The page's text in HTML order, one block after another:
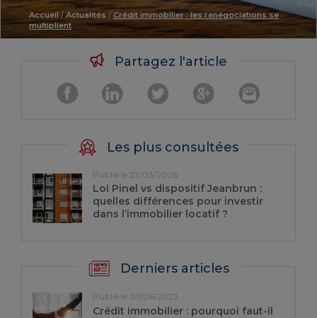
Accueil /Actualités / Crédit immobilier : les renégociations se
multiplient
Partagez l'article
Les plus consultées
Publié le 23/03/2026
Loi Pinel vs dispositif Jeanbrun :
quelles différences pour investir
dans l’immobilier locatif ?
Derniers articles
Publié le 07/06/2023
Crédit immobilier : pourquoi faut-il